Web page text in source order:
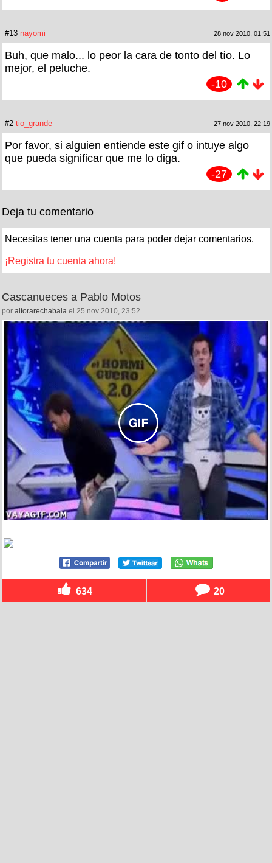
#13 nayomi 28 nov 2010, 01:51
Buh, que malo... lo peor la cara de tonto del tío. Lo
mejor, el peluche.
-10
#2 tio_grande 27 nov 2010, 22:19
Por favor, si alguien entiende este gif o intuye algo
que pueda significar que me lo diga.
-27
Deja tu comentario
Necesitas tener una cuenta para poder dejar comentarios.
¡Registra tu cuenta ahora!
Cascanueces a Pablo Motos
por aitorarechabala el 25 nov 2010, 23:52
634 20